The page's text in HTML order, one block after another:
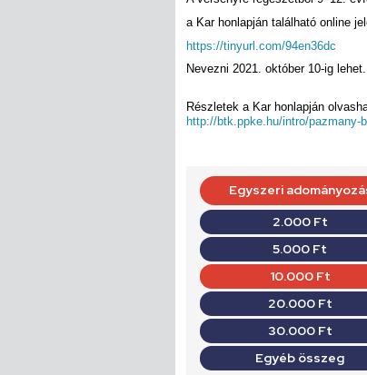
a Kar honlapján található online
https://tinyurl.com/94en36dc
Nevezni 2021. október 10-ig lehet.
Részletek a Kar honlapján
http://btk.ppke.hu/intro/pazmany-